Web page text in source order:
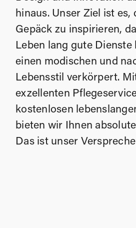
hinaus. Unser Ziel ist es,
Gepäck zu inspirieren,
Leben lang gute Dienste
einen modischen und
Lebensstil verkörpert.
exzellenten
kostenlosen
bieten wir Ihnen
Das ist unser